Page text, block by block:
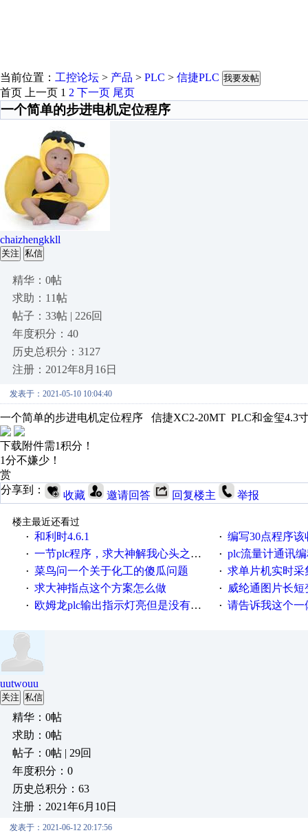
当前位置： 工控论坛 > 产品 > PLC > 信捷PLC 我要发帖
首页 上一页 1 2 下一页 尾页
一个简单的步进电机定位程序
chaizhengkkll
关注 私信
精华：0帖
求助：11帖
帖子：33帖 | 226回
年度积分：40
历史总积分：3127
注册：2012年8月16日
发表于：2021-05-10 10:04:40
一个简单的步进电机定位程序 信捷XC2-20MT PLC和金玺4.3
下载附件需1积分！
1分不嫌少！
赏
分享到：
收藏 邀请回答 回复楼主 举报
楼主最近还看过
· 和利时4.6.1 · 编写30点程序
· 一节plc程序，求大神解我心头之惑，感谢 · plc流量计通讯
· 菜鸟问一个关于化工的傻瓜问题 · 求单片机实时采集多路AB
· 求大神指点这个方案怎么做 · 威纶通图片长
· 欧姆龙plc输出指示灯亮但是没有输出电压 · 请告诉我这个一体机的
uutwouu
关注 私信
精华：0帖
求助：0帖
帖子：0帖 | 29回
年度积分：0
历史总积分：63
注册：2021年6月10日
发表于：2021-06-12 20:17:56